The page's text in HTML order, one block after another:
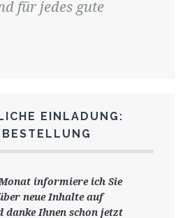
für jedes gute
EINLADUNG:
informiere ich Sie
ber neue Inhalte auf
danke Ihnen schon jetzt